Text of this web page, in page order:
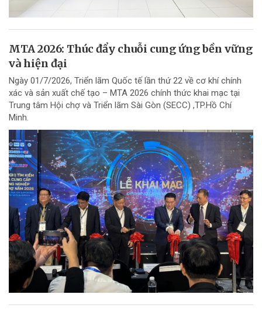
MTA 2026: Thúc đẩy chuỗi cung ứng bền vững
và hiện đại
Ngày 01/7/2026, Triển lãm Quốc tế lần thứ 22 về cơ khí chính
xác và sản xuất chế tạo – MTA 2026 chính thức khai mạc tại
Trung tâm Hội chợ và Triển lãm Sài Gòn (SECC) ,TP.Hồ Chí
Minh.